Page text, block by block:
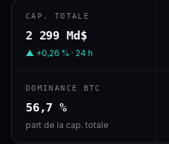
CAP. TOTALE
2 299 Md$
▲ +0,26 % · 24 h
DOMINANCE BTC
56,7 %
part de la cap. totale